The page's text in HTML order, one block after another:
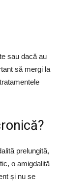
sau dacă au
să mergi la
prelungită,
o amigdalită
și nu se